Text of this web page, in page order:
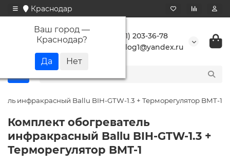
Краснодар
Ваш город —
Краснодар?
+7 (861) 203-36-78
buranlog1@yandex.ru
инфракрасный Ballu BIH-GTW-1.3 + Терморегулятор BMT-1
Комплект обогреватель
инфракрасный Ballu BIH-GTW-1.3 +
Терморегулятор BMT-1